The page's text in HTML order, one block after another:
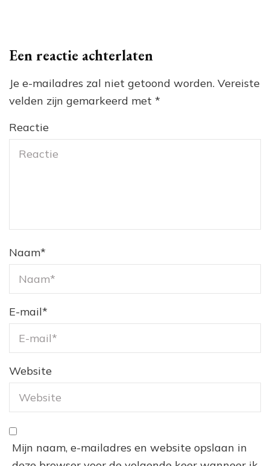
Een reactie achterlaten
Je e-mailadres zal niet getoond worden. Vereiste
velden zijn gemarkeerd met *
Reactie
Naam*
E-mail*
Website
Mijn naam, e-mailadres en website opslaan in